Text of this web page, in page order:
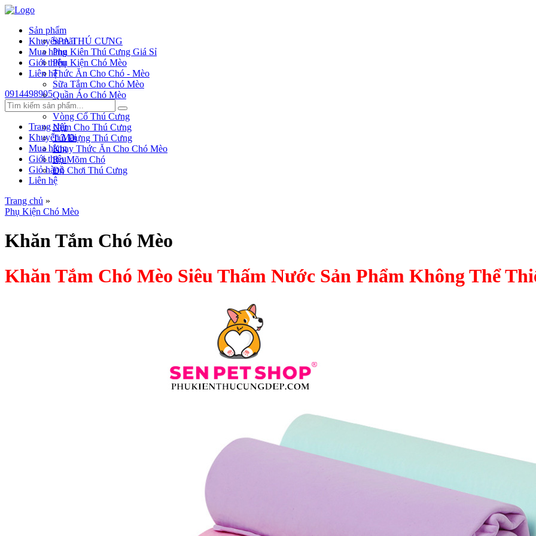
Sản phẩm
SPA THÚ CƯNG
Phụ Kiên Thú Cưng Giá Sỉ
Phụ Kiện Chó Mèo
Thức Ăn Cho Chó - Mèo
Sữa Tắm Cho Chó Mèo
Quần Áo Chó Mèo
Dây Xích Chó
Vòng Cổ Thú Cưng
Nệm Cho Thú Cưng
Túi Đựng Thú Cưng
Khay Thức Ăn Cho Chó Mèo
Rọ Mõm Chó
Đồ Chơi Thú Cưng
Khuyến mãi
Mua hàng
Giới thiệu
Liên hệ
0914498905
Trang chủ
Khuyến Mãi
Mua hàng
Giới thiệu
Giỏ hàng
Liên hệ
Trang chủ »
Phụ Kiện Chó Mèo
Khăn Tắm Chó Mèo
Khăn Tắm Chó Mèo Siêu Thấm Nước Sản Phẩm Không Thể